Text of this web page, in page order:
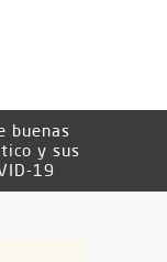
buenas
y sus
19